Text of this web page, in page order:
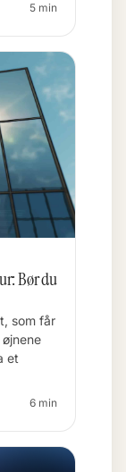
5 min
Bør du
som får
et
6 min